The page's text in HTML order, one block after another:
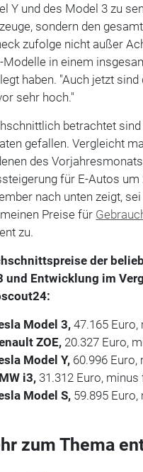
Y und des Model 3 zu
sondern den
zufolge nicht außer
Modelle in einem
haben. "Auch jetzt
sehr hoch."
betrachtet
gefallen. Vergleicht
des
für E-Autos
nach unten zeigt,
Preise für
zu.
der
und Entwicklung im
Model 3,47.165
ZOE, 20.327 Euro,
Model Y, 60.996 Euro,
i3, 31.312 Euro,
Model S, 59.895
zum Thema